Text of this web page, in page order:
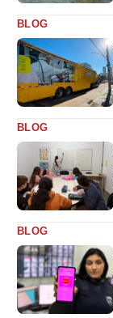
BLOG
BLOG
BLOG